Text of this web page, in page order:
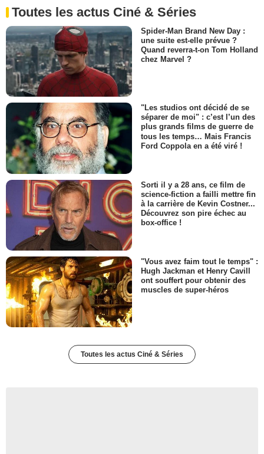
Toutes les actus Ciné & Séries
Spider-Man Brand New Day :
une suite est-elle prévue ?
Quand reverra-t-on Tom Holland
chez Marvel ?
"Les studios ont décidé de se
séparer de moi" : c’est l’un des
plus grands films de guerre de
tous les temps… Mais Francis
Ford Coppola en a été viré !
Sorti il y a 28 ans, ce film de
science-fiction a failli mettre fin
à la carrière de Kevin Costner...
Découvrez son pire échec au
box-office !
"Vous avez faim tout le temps" :
Hugh Jackman et Henry Cavill
ont souffert pour obtenir des
muscles de super-héros
Toutes les actus Ciné & Séries